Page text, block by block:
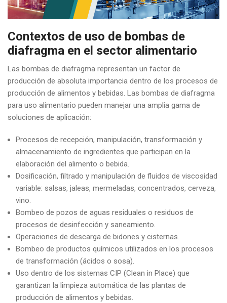
Contextos de uso de bombas de
diafragma en el sector alimentario
Las bombas de diafragma representan un factor de
producción de absoluta importancia dentro de los procesos de
producción de alimentos y bebidas. Las bombas de diafragma
para uso alimentario pueden manejar una amplia gama de
soluciones de aplicación:
Procesos de recepción, manipulación, transformación y
almacenamiento de ingredientes que participan en la
elaboración del alimento o bebida.
Dosificación, filtrado y manipulación de fluidos de viscosidad
variable: salsas, jaleas, mermeladas, concentrados, cerveza,
vino.
Bombeo de pozos de aguas residuales o residuos de
procesos de desinfección y saneamiento.
Operaciones de descarga de bidones y cisternas.
Bombeo de productos químicos utilizados en los procesos
de transformación (ácidos o sosa).
Uso dentro de los sistemas CIP (Clean in Place) que
garantizan la limpieza automática de las plantas de
producción de alimentos y bebidas.